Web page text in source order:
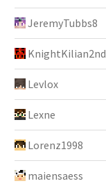
JeremyTubbs8
KnightKilian2nd
Levlox
Lexne
Lorenz1998
maiensaess